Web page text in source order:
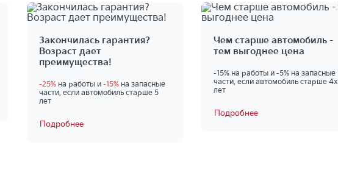
Закончилась гарантия?
Возраст дает
преимущества!
-25% на работы и-15% на запасные
части, если автомобиль старше 5
лет
Подробнее
Чем старше автомобиль -
тем выгоднее цена
-15% на работы и -5% на запасные
части, если автомобиль старше 4х
лет
Подробнее